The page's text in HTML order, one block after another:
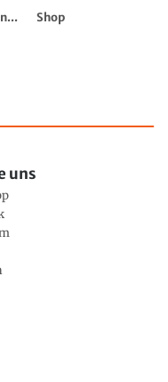
Shop
uns